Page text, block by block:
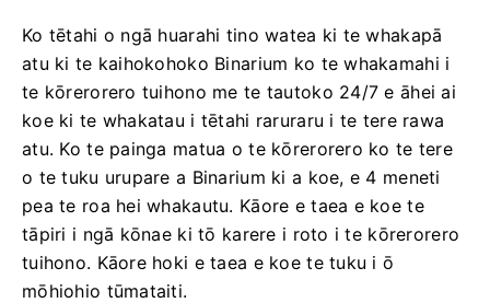
Ko tētahi o ngā huarahi tino watea ki te whakapā
atu ki te kaihokohoko Binarium ko te whakamahi i
te kōrerorero tuihono me te tautoko 24/7 e āhei ai
koe ki te whakatau i tētahi raruraru i te tere rawa
atu. Ko te painga matua o te kōrerorero ko te tere
o te tuku urupare a Binarium ki a koe, e 4 meneti
pea te roa hei whakautu. Kāore e taea e koe te
tāpiri i ngā kōnae ki tō karere i roto i te kōrerorero
tuihono. Kāore hoki e taea e koe te tuku i ō
mōhiohio tūmataiti.